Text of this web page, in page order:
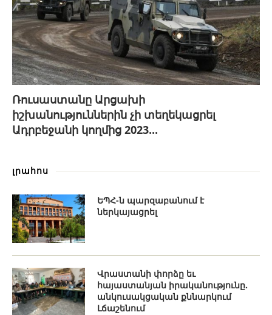
Ռուսաստանը Արցախի
իշխանություններին չի տեղեկացրել
Ադրբեջանի կողմից 2023...
լրահոս
ԵՊՀ-ն պարզաբանում է
ներկայացրել
Վրաստանի փորձը եւ
հայաստանյան իրականությունը.
անկուսակցական քննարկում
Լճաշենում